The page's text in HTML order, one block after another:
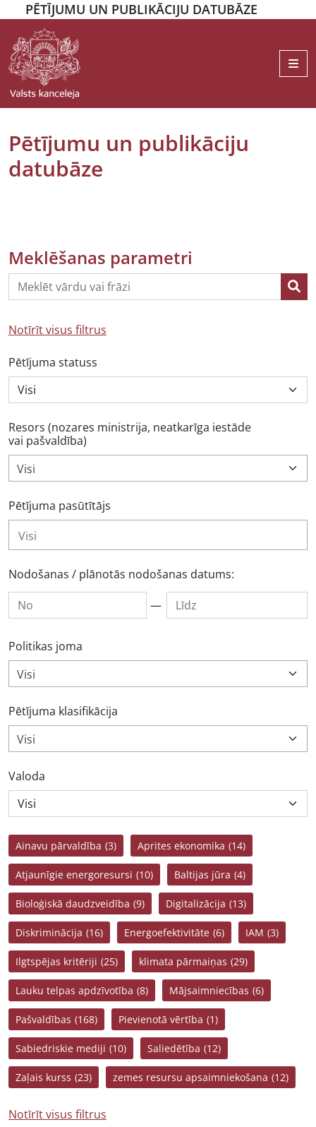
PĒTĪJUMU UN PUBLIKĀCIJU DATUBĀZE
Pētījumu un publikāciju
datubāze
Meklēšanas parametri
Notīrīt visus filtrus
Pētījuma statuss
Resors (nozares ministrija, neatkarīga iestāde
vai pašvaldība)
Visi
Pētījuma pasūtītājs
Nodošanas / plānotās nodošanas datums:
—
Politikas joma
Visi
Pētījuma klasifikācija
Visi
Valoda
Ainavu pārvaldība (3) Aprites ekonomika (14)
Atjaunīgie energoresursi (10) Baltijas jūra (4)
Bioloģiskā daudzveidība (9) Digitalizācija (13)
Diskriminācija (16) Energoefektivitāte (6) IAM (3)
Ilgtspējas kritēriji (25) klimata pārmaiņas (29)
Lauku telpas apdzīvotība (8) Mājsaimniecības (6)
Pašvaldības (168) Pievienotā vērtība (1)
Sabiedriskie mediji (10) Saliedētība (12)
Zaļais kurss (23) zemes resursu apsaimniekošana (12)
Notīrīt visus filtrus